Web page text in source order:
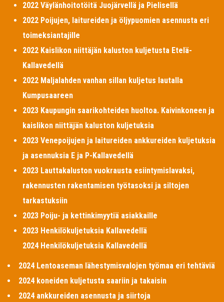
2022 Väylänhoitotöitä Juojärvellä ja Pielisellä
2022 Poijujen, laitureiden ja öljypuomien asennusta eri
toimeksiantajille
2022 Kaislikon niittäjän kaluston kuljetusta Etelä-
Kallavedellä
2022 Maljalahden vanhan sillan kuljetus lautalla
Kumpusaareen
2023 Kaupungin saarikohteiden huoltoa. Kaivinkoneen ja
kaislikon niittäjän kaluston kuljetuksia
2023 Venepoijujen ja laitureiden ankkureiden kuljetuksia
ja asennuksia E ja P-Kallavedellä
2023 Lauttakaluston vuokrausta esiintymislavaksi,
rakennusten rakentamisen työtasoksi ja siltojen
tarkastuksiin
2023 Poiju- ja kettinkimyytiä asiakkaille
2023 Henkilökuljetuksia Kallavedellä
2024 Henkilökuljetuksia Kallavedellä
2024 Lentoaseman lähestymisvalojen työmaa eri tehtäviä
2024 koneiden kuljetusta saariin ja takaisin
2024 ankkureiden asennusta ja siirtoja